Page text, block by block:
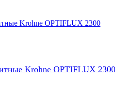
Krohne OPTIFLUX 2300